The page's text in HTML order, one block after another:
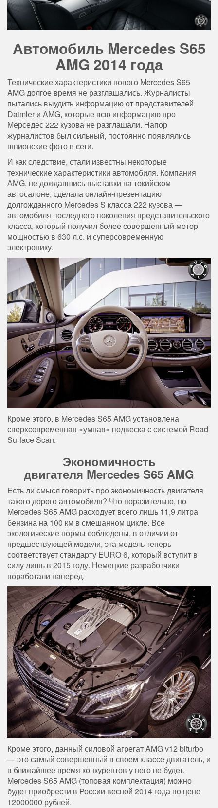
Автомобиль Mercedes S65
AMG 2014 года
Технические характеристики нового Mercedes S65
AMG долгое время не разглашались. Журналисты
пытались выудить информацию от представителей
Daimler и AMG, которые всю информацию про
Мерседес 222 кузова не разглашали. Напор
журналистов был сильный, постоянно появлялись
шпионские фото в сети.
И как следствие, стали известны некоторые
технические характеристики автомобиля. Компания
АМG, не дождавшись выставки на токийском
автосалоне, сделала онлайн-презентацию
долгожданного Mercedes S класса 222 кузова —
автомобиля последнего поколения представительского
класса, который получил более совершенный мотор
мощностью в 630 л.с. и суперсовременную
электронику.
Кроме этого, в Mercedes S65 AMG установлена
сверхсовременная «умная» подвеска с системой Road
Surface Scan.
Экономичность
двигателя Mercedes S65 AMG
Есть ли смысл говорить про экономичность двигателя
такого дорого автомобиля? Что поразительно, но
Mercedes S65 AMG расходует всего лишь 11,9 литра
бензина на 100 км в смешанном цикле. Все
экологические нормы соблюдены, в отличии от
предшествующей модели, эта модель теперь
соответствует стандарту EURO 6, который вступит в
силу лишь в 2015 году. Немецкие разработчики
поработали наперед.
Кроме этого, данный силовой агрегат AMG v12 biturbo
— это самый совершенный в своем классе двигатель, и
в ближайшее время конкурентов у него не будет.
Mercedes S65 AMG (топовая комплектация) можно
будет приобрести в России весной 2014 года по цене
12000000 рублей.